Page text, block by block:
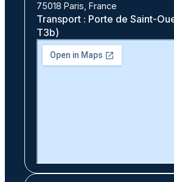
75018 Paris, France
Transport : Porte de Saint-
T3b)